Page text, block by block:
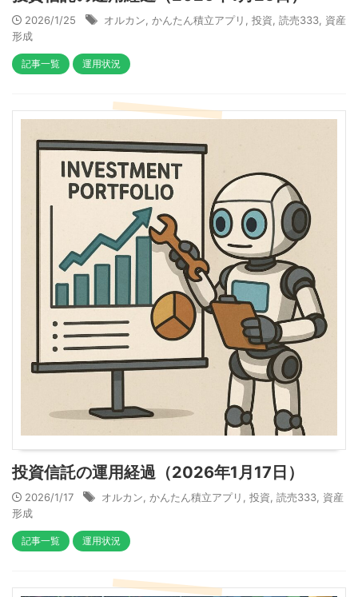
2026/1/25 オルカン かんたん積立アプリ 投資 読売333 資産
形成
記事一覧 運用状況
投資信託の運用経過（2026年1月17日）
2026/1/17 オルカン かんたん積立アプリ 投資 読売333 資産
形成
記事一覧 運用状況